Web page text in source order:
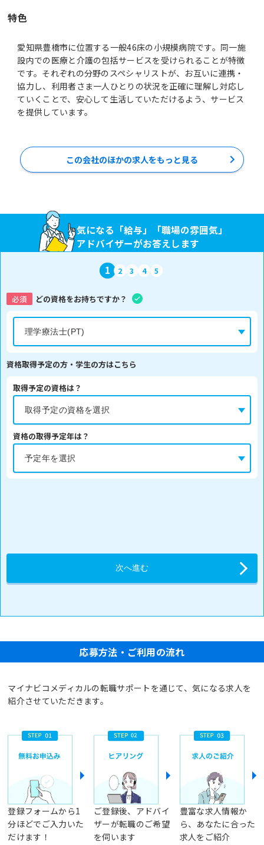
特色
愛知県豊橋市に位置する一般46床の小規模病院です。同一施
設内での医療と介護の包括サービスを受けられることが特徴
です。それぞれの分野のスペシャリストが、お互いに連携・
協力し、利用者さま一人ひとりの状況を正確に理解し対応し
ていくことで、安心して生活していただけるよう、サービス
この会社のほかの求人をもっと見る
気になる「給与」「職場の雰囲気」
アドバイザーがお答えします
1 2 3 4 5
必須 どの資格をお持ちですか？
資格取得予定の方・学生の方はこちら
取得予定の資格は？
資格の取得予定年は？
応募方法・ご利用の流れ
マイナビコメディカルの転職サポートを通じて、気になる求人を
紹介させていただきます。
登録フォームから1
分ほどでご入力いた
だけます！
ご登録後、アドバイ
ザーが転職のご希望
を伺います
豊富な求人情報か
ら、あなたに合った
求人をご紹介